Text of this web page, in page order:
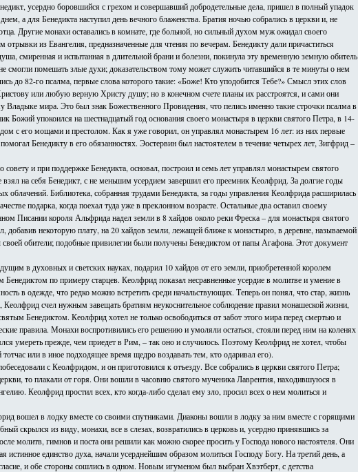
усердно боровшийся с грехом и совершавший добродетельные дела, пришел в полный упадок
а для Бенедикта наступил день вечного блаженства. Братия ночью собрались в церкви и, не
Другие монахи оставались в комнате, где больной, но сильный духом муж ожидал своего
из Евангелия, предназначенные для чтения по вечерам. Бенедикту дали причаститься
смиренная и испытанная в длительной брани и болезни, покинула эту временную земную обитель
смогли помешать злые духи; доказательством тому может служить читавшийся в те минуты о нем
до 82-го псалма, первые слова которого такие: «Боже! Кто уподобится Тебе?» Смысл этих слов
или любую верную Христу душу; но в конечном счете планы их расстроятся, и сами они
мира. Это был знак Божественного Провидения, что пелись именно такие строчки псалма в
упокоился на шестнадцатый год основания своего монастыря в церкви святого Петра, в 14-
с его мощами и престолом. Как я уже говорил, он управлял монастырем 16 лет: из них первые
Бенедикту в его обязанностях. Эостервин был настоятелем в течение четырех лет, Зигфрид –
и при поддержке Бенедикта, основал, построил и семь лет управлял монастырем святого
на себя Бенедикт, с не меньшим усердием завершил его преемник Кеолфрид. За долгие годы
Библиотека, собранная трудами Бенедикта, за годы управления Кеолфрида расширилась
подарка, когда поехал туда уже в преклонном возрасте. Остальные два оставил своему
Писании короля Альфрида надел земли в 8 хайдов около реки Фреска – для монастыря святого
некоторую плату, на 20 хайдов земли, лежащей ближе к монастырю, в деревне, называемой
обители; подобные привилегии были получены Бенедиктом от папы Агафона. Этот документ
в духовных и светских науках, подарил 10 хайдов от его земли, приобретенной королем
по примеру старцев. Кеолфрид показал несравненные усердие в молитве и умение в
в одежде, что редко можно встретить среди начальствующих. Теперь он понял, что стар, жизнь
счел нужным завещать братиям неукоснительное соблюдение правил монашеской жизни,
Бенедиктом. Кеолфрид хотел не только освободиться от забот этого мира перед смертью и
правила. Монахи воспротивились его решению и умоляли остаться, стояли перед ним на коленях
умереть прежде, чем приедет в Рим, – так оно и случилось. Поэтому Кеолфрид не хотел, чтобы
или в иное подходящее время щедро воздавать тем, кто одаривал его).
с Кеолфридом, и он приготовился к отъезду. Все собрались в церкви святого Петра;
то плакали от горя. Они вошли в часовню святого мученика Лаврентия, находившуюся в
Кеолфрид простил всех, кто когда-либо сделал ему зло, просил всех о нем молиться и
вошел в лодку вместе со своими спутниками. Диаконы вошли в лодку за ним вместе с горящими
скрылся из виду, монахи, все в слезах, возвратились в церковь и, усердно принявшись за
молитв, гимнов и поста они решили как можно скорее просить у Господа нового настоятеля. Они
единство духа, начали усерднейшим образом молиться Господу Богу. На третий день, а
и обе стороны сошлись в одном. Новым игуменом был выбран Хвэтберт, с детства